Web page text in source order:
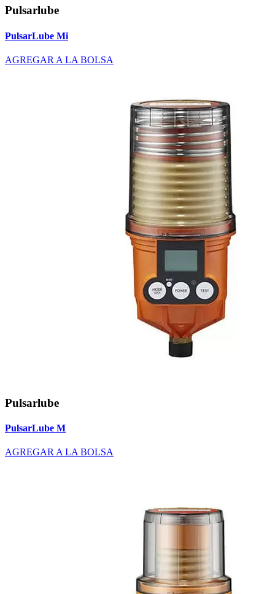
Pulsarlube
PulsarLube Mi
AGREGAR A LA BOLSA
Pulsarlube
PulsarLube M
AGREGAR A LA BOLSA